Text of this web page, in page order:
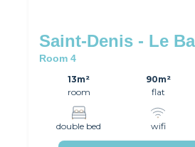
Saint-Denis - Le
Room 4
13m²
room
90m²
flat
double bed wifi